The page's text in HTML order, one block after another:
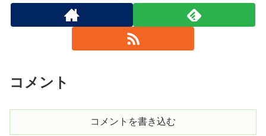
コメント
コメントを書き込む